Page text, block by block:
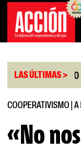
Saltar
contenido
LAS ÚLTIMAS >
de Rosario
COOPERATIVISMO A
«No